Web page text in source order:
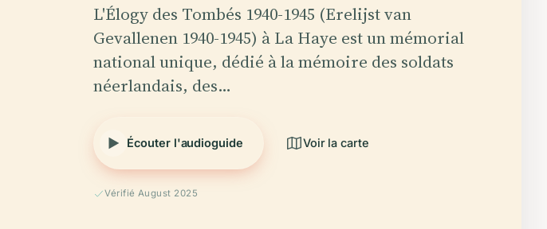
L'Élogy des Tombés 1940-1945 (Erelijst van
Gevallenen 1940-1945) à La Haye est un mémorial
national unique, dédié à la mémoire des soldats
néerlandais, des…
Écouter l'audioguide Voir la carte
Vérifié August 2025